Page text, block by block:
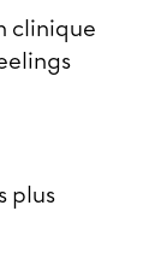
clinique
plus